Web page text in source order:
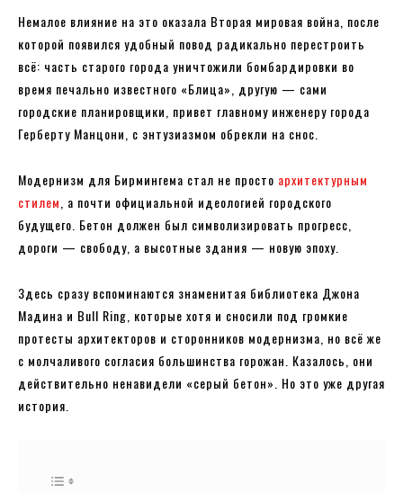
Немалое влияние на это оказала Вторая мировая война, после
которой появился удобный повод радикально перестроить
всё: часть старого города уничтожили бомбардировки во
время печально известного «Блица», другую — сами
городские планировщики, привет главному инженеру города
Герберту Манцони, с энтузиазмом обрекли на снос.
Модернизм для Бирмингема стал не просто архитектурным
стилем , а почти официальной идеологией городского
будущего. Бетон должен был символизировать прогресс,
дороги — свободу, а высотные здания — новую эпоху.
Здесь сразу вспоминаются знаменитая библиотека Джона
Мадина и Bull Ring, которые хотя и сносили под громкие
протесты архитекторов и сторонников модернизма, но всё же
с молчаливого согласия большинства горожан. Казалось, они
действительно ненавидели «серый бетон». Но это уже другая
история.